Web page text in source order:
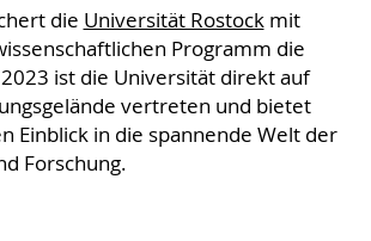
die Universität Rostockmit
Programm die
2023 ist die Universität direkt auf
vertreten und bietet
Einblick in die spannende Welt der
Forschung.